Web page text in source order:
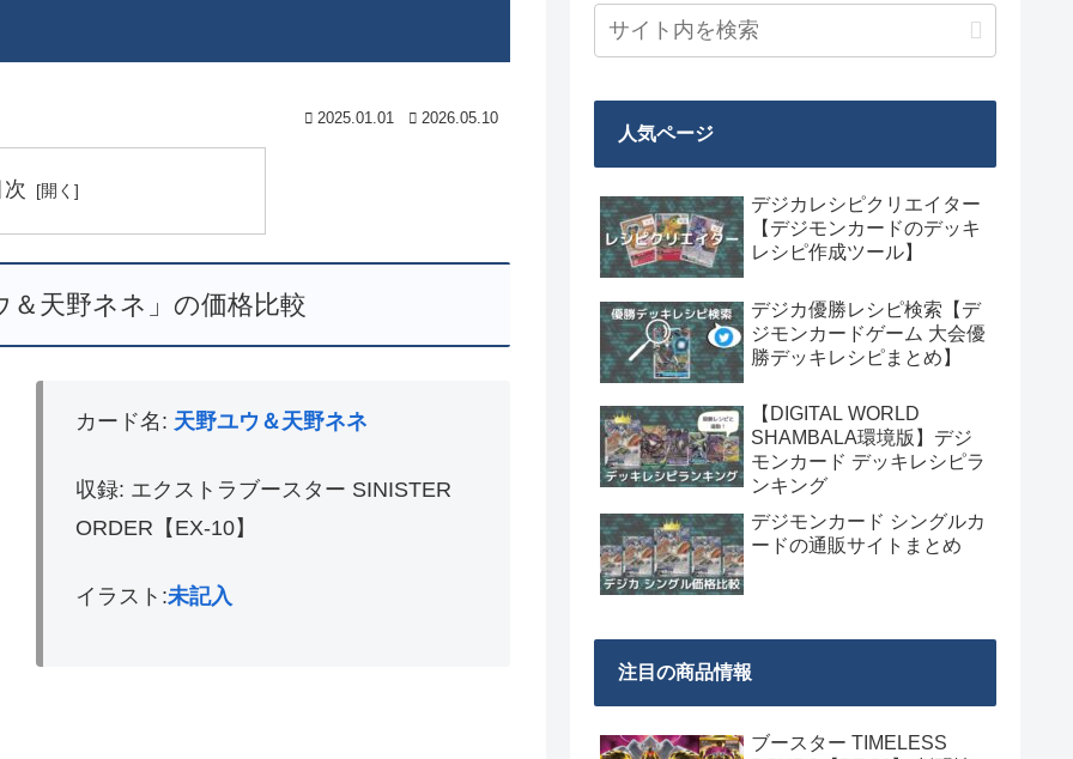
2025.01.01 2026.05.10
＆天野ネネ」の価格比較
カード名: 天野ユウ＆天野ネネ
収録: エクストラブースター SINISTER
ORDER【EX-10】
イラスト:未記入
人気ページ
デジカレシピクリエイター
【デジモンカードのデッキ
レシピ作成ツール】
デジカ優勝レシピ検索【デ
ジモンカードゲーム 大会優
勝デッキレシピまとめ】
【DIGITAL WORLD
SHAMBALA環境版】デジ
モンカード デッキレシピラ
ンキング
デジモンカード シングルカ
ードの通販サイトまとめ
注目の商品情報
ブースター TIMELESS